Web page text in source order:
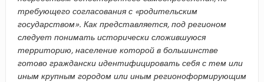
требующего согласования с «родительским
государством». Как представляется, под регионом
следует понимать исторически сложившуюся
территорию, население которой в большинстве
готово граждански идентифицировать себя с тем или
иным крупным городом или иным регионоформирующим